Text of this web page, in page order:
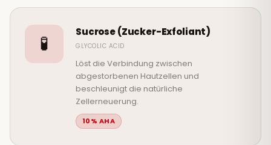
🧪
Sucrose (Zucker-Exfoliant)
GLYCOLIC ACID
Löst die Verbindung zwischen
abgestorbenen Hautzellen und
beschleunigt die natürliche
Zellerneuerung.
10% AHA